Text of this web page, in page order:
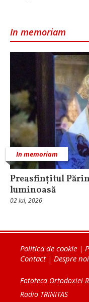
In memoriam
In memoriam
Preasfințitul
luminoasă
02 Iul, 2026
Politica de cookie |
Contact| Despre noi
Fototeca Ortodoxiei
Radio TRINITAS